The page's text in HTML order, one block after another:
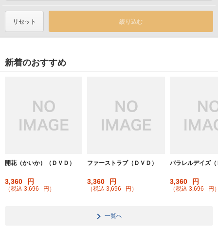
在庫で絞る
る
リセット 絞り込む
新着のおすすめ
開花（かいか）（ＤＶＤ）
3,360 円
（税込 3,696 円 ）
ファーストラブ（ＤＶＤ）
3,360 円
（税込3,696 円 ）
パラレルデイズ（
3,360 円
（税込 3,696 円
一覧へ